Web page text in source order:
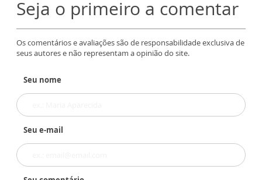
Seja o primeiro a comentar
Os comentários e avaliações são de responsabilidade exclusiva de
seus autores e não representam a opinião do site.
Seu nome
Seu e-mail